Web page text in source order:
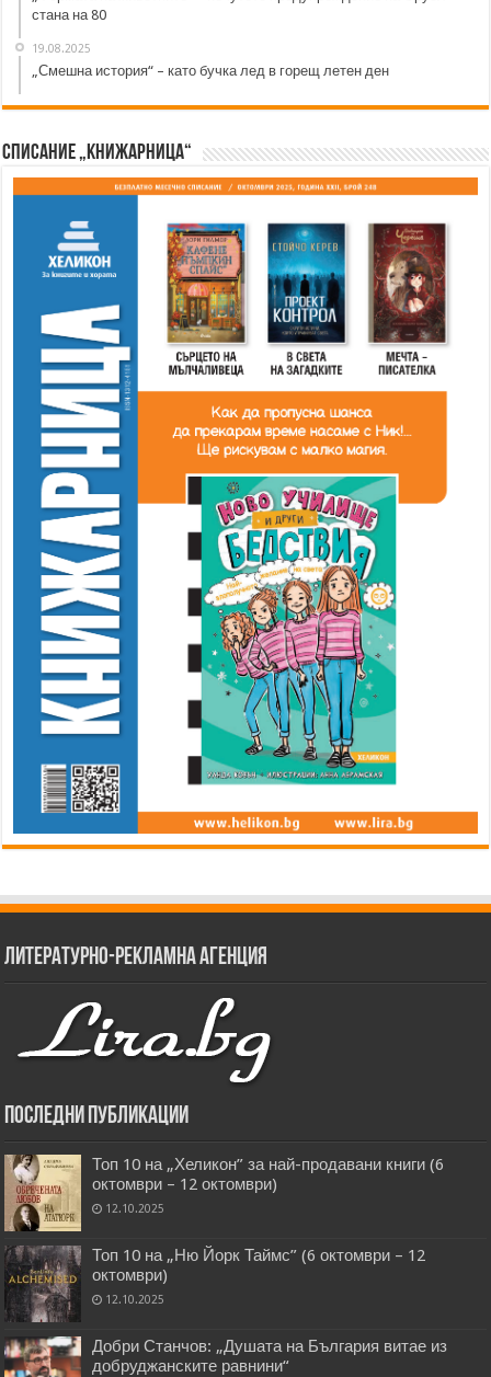
стана на 80
19.08.2025
„Смешна история“ – като бучка лед в горещ летен ден
Списание „Книжарница“
Литературно-рекламна агенция
Последни публикации
Топ 10 на „Хеликон” за най-продавани книги (6
октомври – 12 октомври)
12.10.2025
Топ 10 на „Ню Йорк Таймс” (6 октомври – 12
октомври)
12.10.2025
Добри Станчов: „Душата на България витае из
добруджанските равнини“